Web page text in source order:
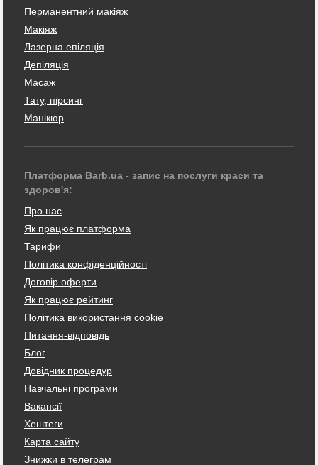
Перманентний макіяж
Макіяж
Лазерна епіляція
Депіляція
Масаж
Тату, пірсинг
Манікюр
Платформа Barb.ua - запис на послуги краси та
здоров'я:
Про нас
Як працює платформа
Тарифи
Політика конфіденційності
Договір оферти
Як працює рейтинг
Політика використання cookie
Питання-відповідь
Блог
Довідник процедур
Навчальні програми
Вакансії
Хештеги
Карта сайту
Знижки в телеграм